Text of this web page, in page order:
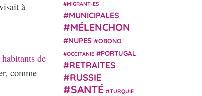
à
de
comme
MIGRANT-ES
MUNICIPALES
MÉLENCHON
NUPES OBONO
OCCITANIE PORTUGAL
RETRAITES
RUSSIE
SANTÉ TURQUIE